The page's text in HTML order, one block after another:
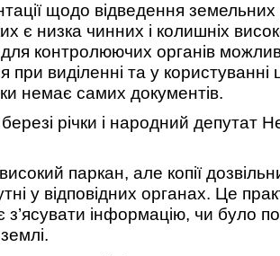
щодо відведення земельних
є низка чинних і колишніх
контролюючих органів
при виділенні та у користуванні
немає самих документів.
річки і народний депутат
паркан, але копії
у відповідних органах. Це
інформацію, чи було